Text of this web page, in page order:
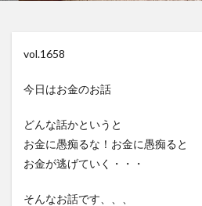
vol.1658
今日はお金のお話
どんな話かというと
お金に愚痴るな！お金に愚痴ると
お金が逃げていく・・・
そんなお話です、、、